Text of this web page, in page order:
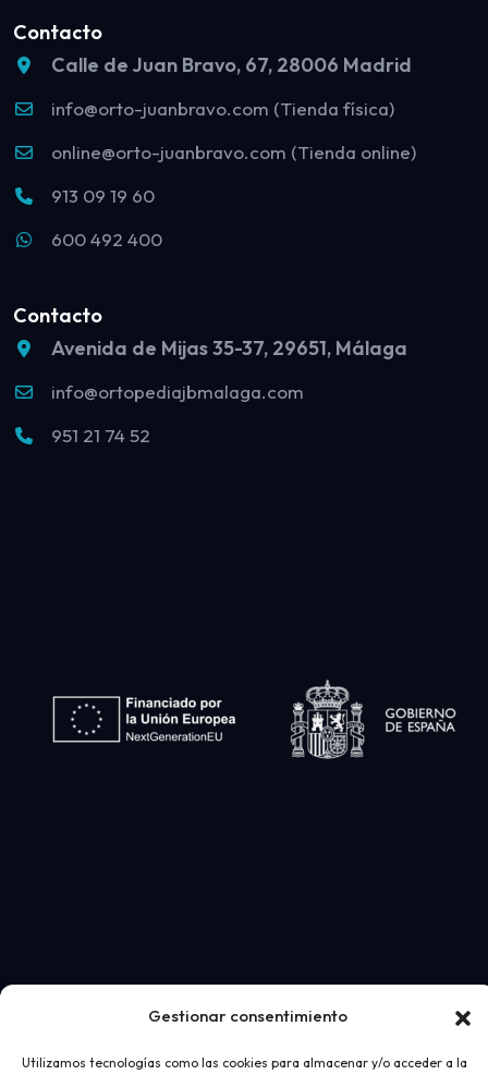
Gestionar consentimiento
Utilizamos tecnologías como las cookies para almacenar y/o acceder a la
Contacto
Calle de Juan Bravo, 67, 28006 Madrid
info@orto-juanbravo.com (Tienda física)
online@orto-juanbravo.com (Tienda online)
913 09 19 60
600 492 400
Contacto
Avenida de Mijas 35-37, 29651, Málaga
info@ortopediajbmalaga.com
951 21 74 52